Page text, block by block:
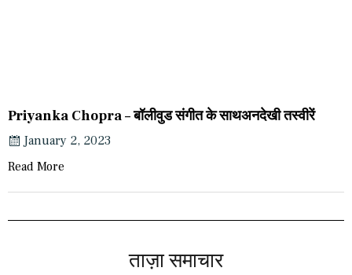
Priyanka Chopra – बॉलीवुड संगीत के साथअनदेखी तस्वीरें
January 2, 2023
Read More
ताज़ा समाचार